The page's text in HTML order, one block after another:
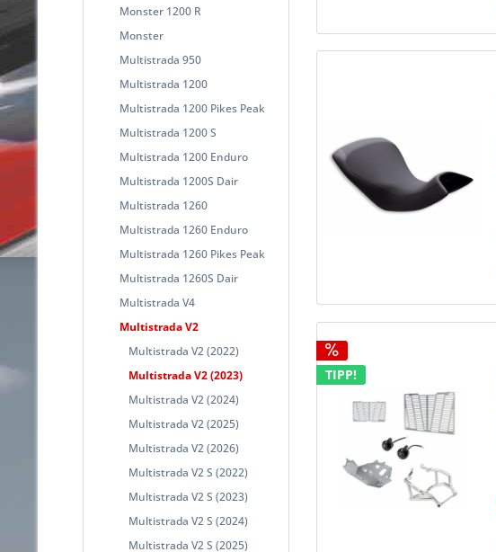
Monster 1200 R
Monster
Multistrada 950
Multistrada 1200
Multistrada 1200 Pikes Peak
Multistrada 1200 S
Multistrada 1200 Enduro
Multistrada 1200S Dair
Multistrada 1260
Multistrada 1260 Enduro
Multistrada 1260 Pikes Peak
Multistrada 1260S Dair
Multistrada V4
Multistrada V2
Multistrada V2 (2022)
Multistrada V2 (2023)
Multistrada V2 (2024)
Multistrada V2 (2025)
Multistrada V2 (2026)
Multistrada V2 S (2022)
Multistrada V2 S (2023)
Multistrada V2 S (2024)
Multistrada V2 S (2025)
TIPP!